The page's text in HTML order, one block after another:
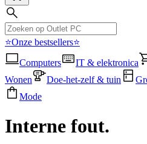
⭐Onze bestsellers⭐
Computers
IT & elektronica
Wonen
Doe-het-zelf & tuin
Mode
Interne fout.